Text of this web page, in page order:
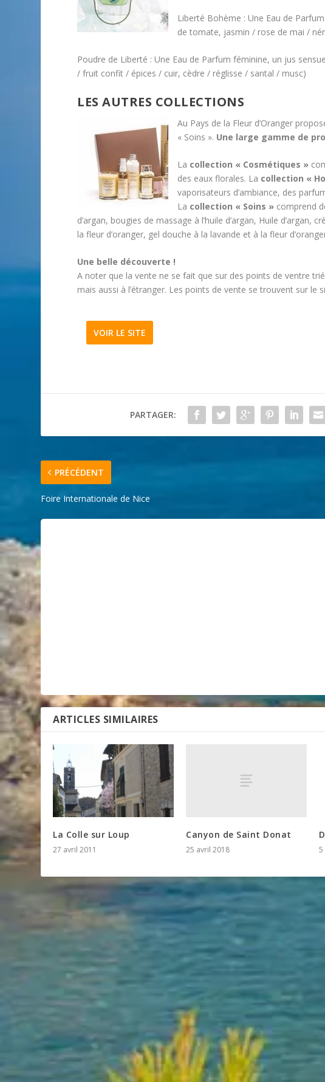
Liberté Bohème : Une Eau de
de tomate, jasmin / rose de mai /
Poudre de Liberté : Une Eau de Parfum féminine, un jus
/ fruit confit / épices / cuir, cèdre / réglisse / santal / musc)
LES AUTRES COLLECTIONS
Au Pays de la Fleur d’Oranger
« Soins ». Une large gamme de
La collection « Cosmétiques »
des eaux florales. La collection «
vaporisateurs d’ambiance, des
La collection « Soins » comprend
d’argan, bougies de massage à l’huile d’argan, Huile d’argan,
la fleur d’oranger, gel douche à la lavande et à la fleur
Une belle découverte !
A noter que la vente ne se fait que sur des points de ventre
mais aussi à l’étranger. Les points de vente se trouvent sur le
VOIR LE SITE
PARTAGER:
PRÉCÉDENT
Foire Internationale de Nice
ARTICLES SIMILAIRES
La Colle sur Loup
27 avril 2011
Canyon de Saint Donat
25 avril 2018 5